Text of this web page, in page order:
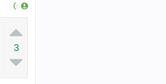
:)

3
